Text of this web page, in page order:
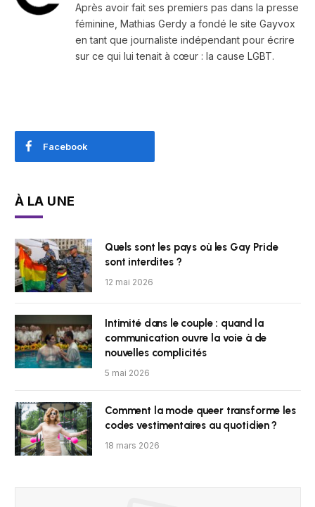
Après avoir fait ses premiers pas dans la presse
féminine, Mathias Gerdy a fondé le site Gayvox
en tant que journaliste indépendant pour écrire
sur ce qui lui tenait à cœur : la cause LGBT.
Facebook
À LA UNE
Quels sont les pays où les Gay Pride
sont interdites ?
12 mai 2026
Intimité dans le couple : quand la
communication ouvre la voie à de
nouvelles complicités
5 mai 2026
Comment la mode queer transforme les
codes vestimentaires au quotidien ?
18 mars 2026